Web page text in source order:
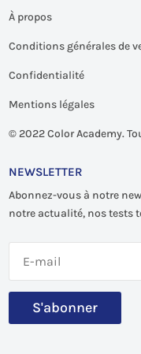
À propos
Conditions générales de
Confidentialité
Mentions légales
© 2022 Color Academy.
NEWSLETTER
Abonnez-vous à notre
notre actualité, nos tests
S'abonner